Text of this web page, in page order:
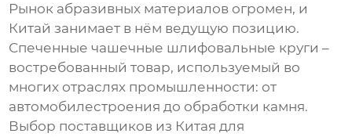
Рынок абразивных материалов огромен, и
Китай занимает в нём ведущую позицию.
Спеченные чашечные шлифовальные круги –
востребованный товар, используемый во
многих отраслях промышленности: от
автомобилестроения до обработки камня.
Выбор поставщиков из Китая для